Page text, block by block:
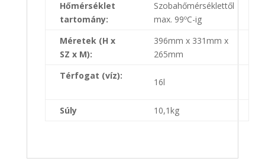
Hőmérséklet
tartomány:
Szobahőmérséklettől
max. 99ºC-ig
Méretek (H x
SZ x M):
396mm x 331mm x
265mm
Térfogat (víz):
16l
Súly 10,1kg